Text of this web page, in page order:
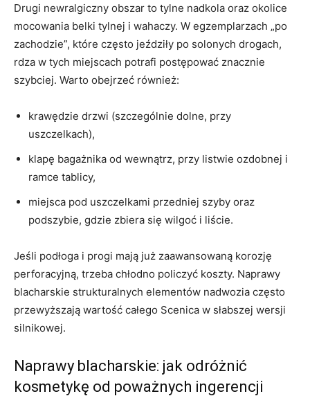
Drugi newralgiczny obszar to tylne nadkola oraz okolice
mocowania belki tylnej i wahaczy. W egzemplarzach „po
zachodzie”, które często jeździły po solonych drogach,
rdza w tych miejscach potrafi postępować znacznie
szybciej. Warto obejrzeć również:
krawędzie drzwi (szczególnie dolne, przy
uszczelkach),
klapę bagażnika od wewnątrz, przy listwie ozdobnej i
ramce tablicy,
miejsca pod uszczelkami przedniej szyby oraz
podszybie, gdzie zbiera się wilgoć i liście.
Jeśli podłoga i progi mają już zaawansowaną korozję
perforacyjną, trzeba chłodno policzyć koszty. Naprawy
blacharskie strukturalnych elementów nadwozia często
przewyższają wartość całego Scenica w słabszej wersji
silnikowej.
Naprawy blacharskie: jak odróżnić
kosmetykę od poważnych ingerencji